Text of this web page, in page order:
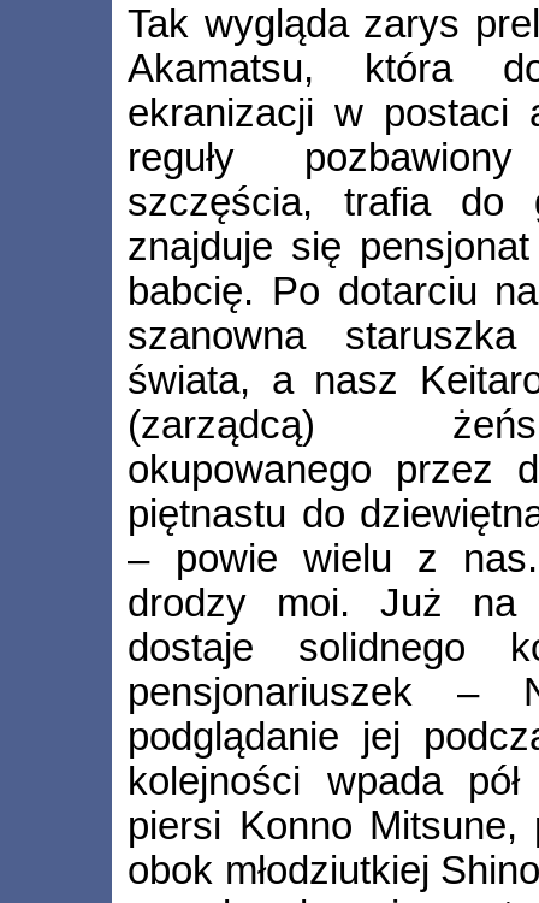
Tak wygląda zarys
Akamatsu, która
ekranizacji w postaci
reguły
szczęścia, trafia do
znajduje się
babcię. Po dotarciu
szanowna
świata, a nasz
(zarządcą)
okupowanego przez
piętnastu do
– powie wielu z
drodzy moi. Już na
dostaje solidnego
pensjonariuszek –
podglądanie jej
kolejności wpada
piersi Konno Mitsune,
obok młodziutkiej